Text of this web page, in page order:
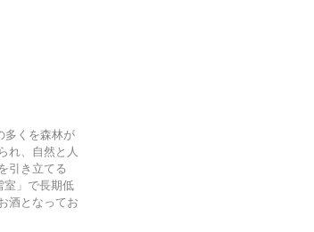
多くを森林が
れ、自然と人
引き立てる
室」で長期低
酒となってお